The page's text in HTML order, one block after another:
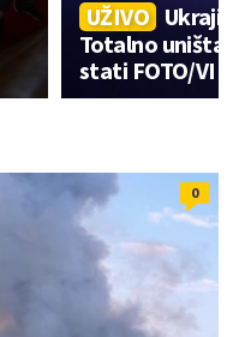
UŽIVO
Totalno
stati FOTO/
0